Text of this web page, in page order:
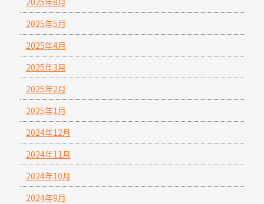
2025年5月
2025年4月
2025年3月
2025年2月
2025年1月
2024年12月
2024年11月
2024年10月
2024年9月